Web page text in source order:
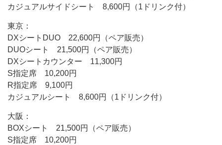
カジュアルサイドシート 8,600円（1ドリンク付）
東京：
DXシートDUO 22,600円（ペア販売）
DUOシート 21,500円（ペア販売）
DXシートカウンター 11,300円
S指定席 10,200円
R指定席 9,100円
カジュアルシート 8,600円（1ドリンク付）
大阪：
BOXシート 21,500円（ペア販売）
S指定席 10,200円